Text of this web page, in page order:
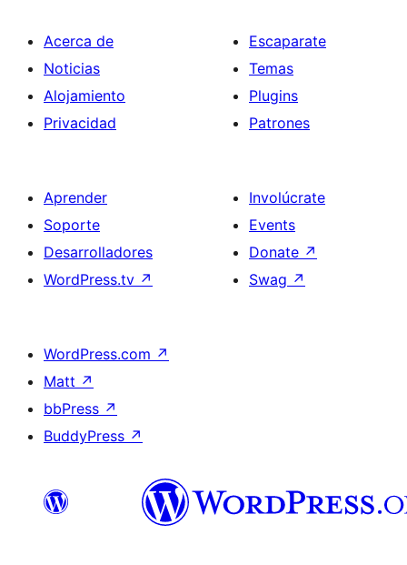
Acerca de
Noticias
Alojamiento
Privacidad
Escaparate
Temas
Plugins
Patrones
Aprender
Soporte
Desarrolladores
WordPress.tv ↗
Involúcrate
Events
Donate ↗
Swag ↗
WordPress.com ↗
Matt ↗
bbPress ↗
BuddyPress ↗